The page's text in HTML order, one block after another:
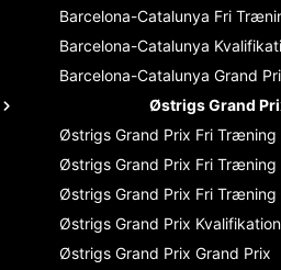
Barcelona-Catalunya Fri
Barcelona-Catalunya
Barcelona-Catalunya Grand
Østrigs Grand
Østrigs Grand Prix Fri Træning
Østrigs Grand Prix Fri Træning
Østrigs Grand Prix Fri Træning
Østrigs Grand Prix Kvalifikation
Østrigs Grand Prix Grand Prix